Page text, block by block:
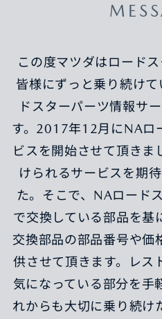
この度マツダはロード
皆様にずっと乗り続け
ドスターパーツ情報サ
す。2017年12月にNAロ
ビスを開始させて頂きま
けられるサービスを期
た。そこで、NAロード
で交換している部品を基
交換部品の部品番号や価
供させて頂きます。レス
気になっている部分を手
れからも大切に乗り続け